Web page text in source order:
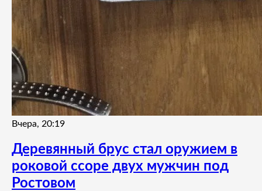
Вчера, 20:19
Деревянный брус стал оружием в
роковой ссоре двух мужчин под
Ростовом